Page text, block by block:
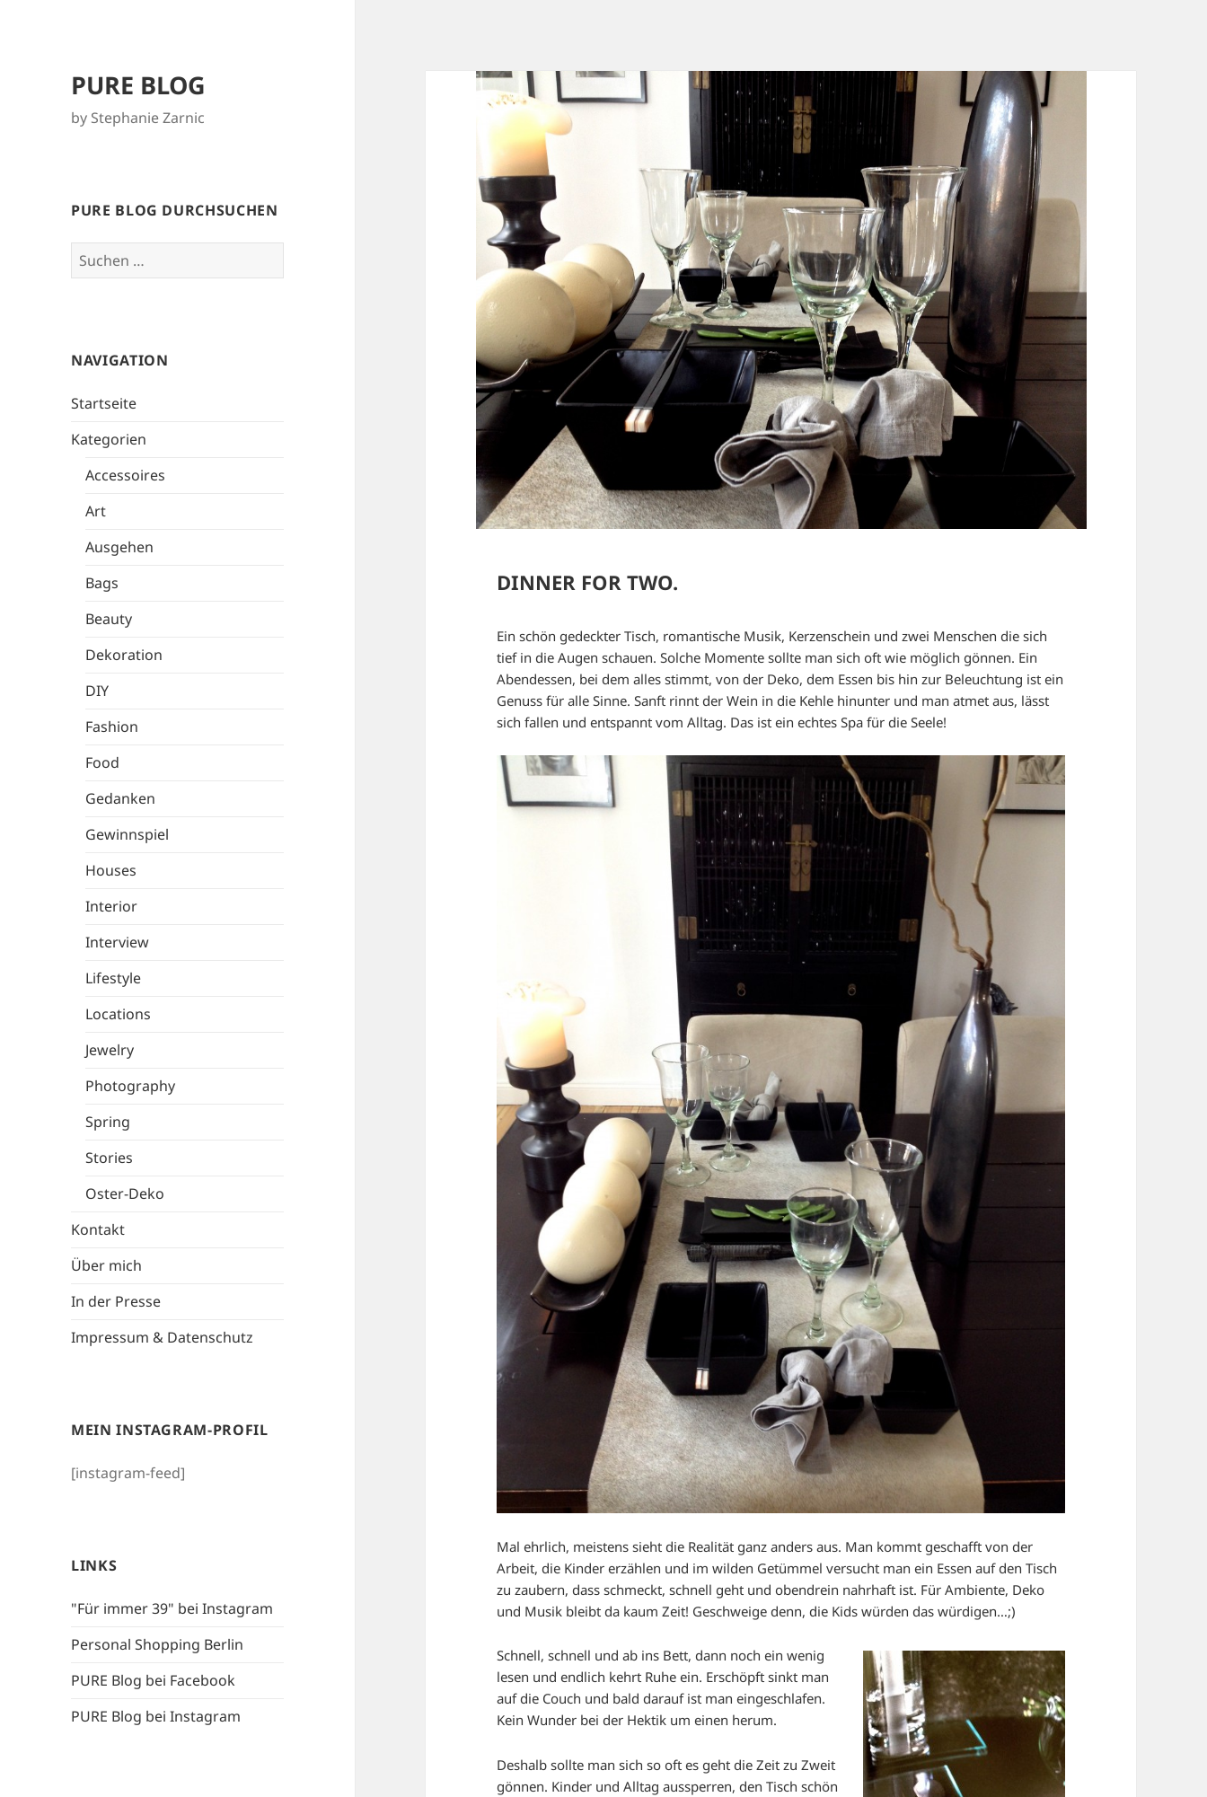
PURE BLOG
by Stephanie Zarnic
PURE BLOG DURCHSUCHEN
Suchen
nach:
NAVIGATION
Startseite
Kategorien
Accessoires
Art
Ausgehen
Bags
Beauty
Dekoration
DIY
Fashion
Food
Gedanken
Gewinnspiel
Houses
Interior
Interview
Lifestyle
Locations
Jewelry
Photography
Spring
Stories
Oster-Deko
Kontakt
Über mich
In der Presse
Impressum & Datenschutz
MEIN INSTAGRAM-PROFIL
[instagram-feed]
LINKS
"Für immer 39" bei Instagram
Personal Shopping Berlin
PURE Blog bei Facebook
PURE Blog bei Instagram
DINNER FOR TWO.
Ein schön gedeckter Tisch, romantische Musik, Kerzenschein und zwei Menschen die sich
tief in die Augen schauen. Solche Momente sollte man sich oft wie möglich gönnen. Ein
Abendessen, bei dem alles stimmt, von der Deko, dem Essen bis hin zur Beleuchtung ist ein
Genuss für alle Sinne. Sanft rinnt der Wein in die Kehle hinunter und man atmet aus, lässt
sich fallen und entspannt vom Alltag. Das ist ein echtes Spa für die Seele!
Mal ehrlich, meistens sieht die Realität ganz anders aus. Man kommt geschafft von der
Arbeit, die Kinder erzählen und im wilden Getümmel versucht man ein Essen auf den Tisch
zu zaubern, dass schmeckt, schnell geht und obendrein nahrhaft ist. Für Ambiente, Deko
und Musik bleibt da kaum Zeit! Geschweige denn, die Kids würden das würdigen…;)
Schnell, schnell und ab ins Bett, dann noch ein wenig
lesen und endlich kehrt Ruhe ein. Erschöpft sinkt man
auf die Couch und bald darauf ist man eingeschlafen.
Kein Wunder bei der Hektik um einen herum.
Deshalb sollte man sich so oft es geht die Zeit zu Zweit
gönnen. Kinder und Alltag aussperren, den Tisch schön